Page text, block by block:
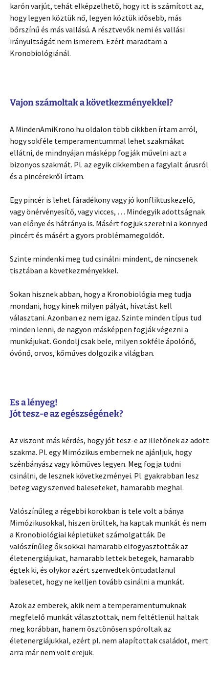
karón varjút, tehát elképzelhető, hogy itt is számított az,
hogy legyen köztük nő, legyen köztük idősebb, más
bőrszínű és más vallású. A résztvevők nemi és vallási
irányultságát nem ismerem. Ezért maradtam a
Kronobiológiánál.
Vajon számoltak a következményekkel?
A MindenAmiKrono.hu oldalon több cikkben írtam arról,
hogy sokféle temperamentummal lehet szakmákat
ellátni, de mindnyájan másképp fogják művelni azt a
bizonyos szakmát. Pl. az egyik cikkemben a fagylalt árusról
és a pincérekről írtam.
Egy pincér is lehet fáradékony vagy jó konfliktuskezelő,
vagy önérvényesítő, vagy vicces, … Mindegyik adottságnak
van előnye és hátránya is. Másért fogjuk szeretni a könnyed
pincért és másért a gyors problémamegoldót.
Szinte mindenki meg tud csinálni mindent, de nincsenek
tisztában a következményekkel.
Sokan hisznek abban, hogy a Kronobiológia meg tudja
mondani, hogy kinek milyen pályát, hivatást kell
választani. Azonban ez nem igaz. Szinte minden típus tud
minden lenni, de nagyon másképpen fogják végezni a
munkájukat. Gondolj csak bele, milyen sokféle ápolónő,
óvónő, orvos, kőműves dolgozik a világban.
Es a lényeg!
Jót tesz-e az egészségének?
Az viszont más kérdés, hogy jót tesz-e az illetőnek az adott
szakma. Pl. egy Mimózikus embernek ne ajánljuk, hogy
szénbányász vagy kőműves legyen. Meg fogja tudni
csinálni, de lesznek következményei. Pl. gyakrabban lesz
beteg vagy szenved baleseteket, hamarabb meghal.
Valószínűleg a régebbi korokban is tele volt a bánya
Mimózikusokkal, hiszen örültek, ha kaptak munkát és nem
a Kronobiológiai képletüket számolgatták. De
valószínűleg ők sokkal hamarabb elfogyasztották az
életenergiájukat, hamarabb lettek betegek, hamarabb
égtek ki, és olykor azért szenvedtek öntudatlanul
balesetet, hogy ne kelljen tovább csinálni a munkát.
Azok az emberek, akik nem a temperamentumuknak
megfelelő munkát választottak, nem feltétlenül haltak
meg korábban, hanem ösztönösen spóroltak az
életenergiájukkal, ezért pl. nem alapítottak családot, mert
arra már nem volt erejük.